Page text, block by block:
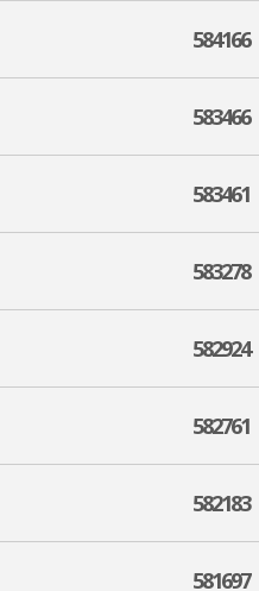
584166
583466
583461
583278
582924
582761
582183
581697